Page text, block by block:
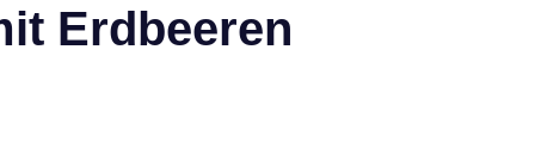
Erdbeeren